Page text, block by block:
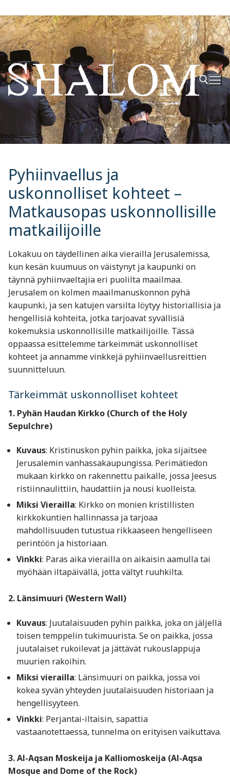
Hyppää
sisältöön
Hae:
Pyhiinvaellus ja
uskonnolliset kohteet –
Matkausopas uskonnollisille
matkailijoille
Lokakuu on täydellinen aika vierailla Jerusalemissa,
kun kesän kuumuus on väistynyt ja kaupunki on
täynnä pyhiinvaeltajia eri puolilta maailmaa.
Jerusalem on kolmen maailmanuskonnon pyhä
kaupunki, ja sen katujen varsilta löytyy historiallisia ja
hengellisiä kohteita, jotka tarjoavat syvällisiä
kokemuksia uskonnollisille matkailijoille. Tässä
oppaassa esittelemme tärkeimmät uskonnolliset
kohteet ja annamme vinkkejä pyhiinvaellusreittien
suunnitteluun.
Tärkeimmät uskonnolliset kohteet
1. Pyhän Haudan Kirkko (Church of the Holy
Sepulchre)
Kuvaus: Kristinuskon pyhin paikka, joka sijaitsee
Jerusalemin vanhassakaupungissa. Perimätiedon
mukaan kirkko on rakennettu paikalle, jossa Jeesus
ristiinnaulittiin, haudattiin ja nousi kuolleista.
Miksi Vierailla: Kirkko on monien kristillisten
kirkkokuntien hallinnassa ja tarjoaa
mahdollisuuden tutustua rikkaaseen hengelliseen
perintöön ja historiaan.
Vinkki: Paras aika vierailla on aikaisin aamulla tai
myöhään iltapäivällä, jotta vältyt ruuhkilta.
2. Länsimuuri (Western Wall)
Kuvaus: Juutalaisuuden pyhin paikka, joka on jäljellä
toisen temppelin tukimuurista. Se on paikka, jossa
juutalaiset rukoilevat ja jättävät rukouslappuja
muurien rakoihin.
Miksi vierailla: Länsimuuri on paikka, jossa voi
kokea syvän yhteyden juutalaisuuden historiaan ja
hengellisyyteen.
Vinkki: Perjantai-iltaisin, sapattia
vastaanotettaessa, tunnelma on erityisen vaikuttava.
3. Al-Aqsan Moskeija ja Kalliomoskeija (Al-Aqsa
Mosque and Dome of the Rock)